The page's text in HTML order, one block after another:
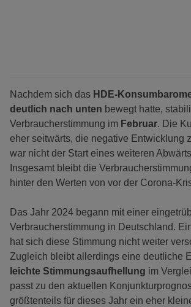
Nachdem sich das HDE-
deutlich nach unten bewegt hatte,
Verbraucherstimmung im Februar. Die
eher seitwärts, die negative Entwicklung
war nicht der Start eines weiteren
Insgesamt bleibt die
hinter den Werten von vor der Corona-
Das Jahr 2024 begann mit einer
Verbraucherstimmung in Deutschland.
hat sich diese Stimmung nicht weiter
Zugleich bleibt allerdings eine deutliche
leichte Stimmungsaufhellung im
passt zu den aktuellen
größtenteils für dieses Jahr ein eher